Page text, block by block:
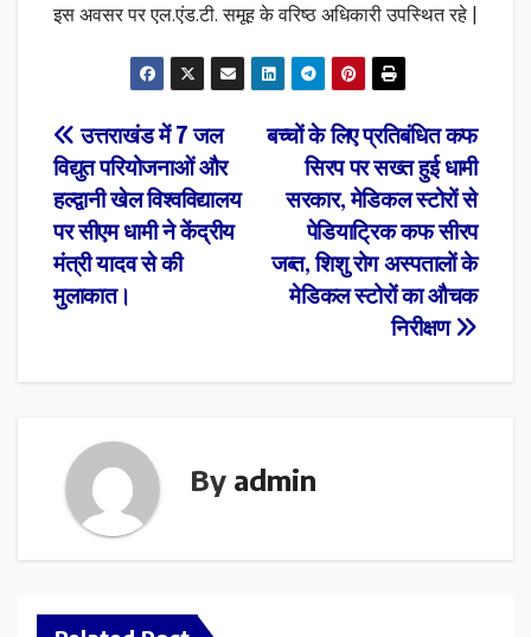
इस अवसर पर एल.एंड.टी. समूह के वरिष्ठ अधिकारी उपस्थित रहे |
Post
navigation
बच्चों के लिए प्रतिबंधित कफ
सिरप पर सख्त हुई धामी
सरकार, मेडिकल स्टोरों से
पेडियाट्रिक कफ सीरप
जब्त, शिशु रोग अस्पतालों के
मेडिकल स्टोरों का औचक
निरीक्षण
उत्तराखंड में 7 जल
विद्युत परियोजनाओं और
हल्द्वानी खेल विश्वविद्यालय
पर सीएम धामी ने केंद्रीय
मंत्री यादव से की
मुलाकात।
By admin